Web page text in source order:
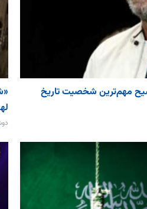
مهم‌ترین شخصیت تاریخ